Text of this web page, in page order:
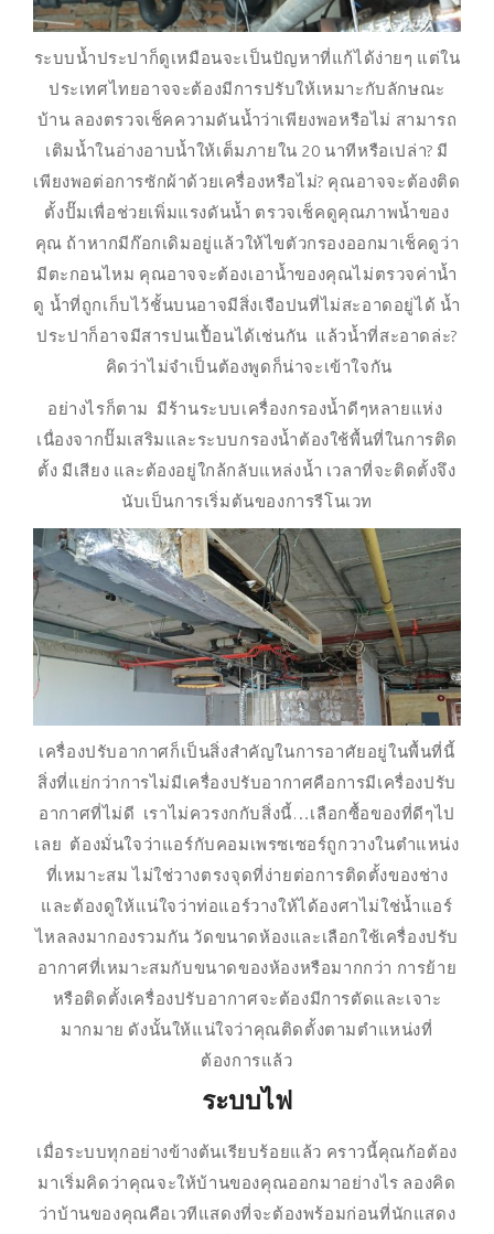
ระบบน้ำประปาก็ดูเหมือนจะเป็นปัญหาที่แก้ได้ง่ายๆ แต่ใน
ประเทศไทยอาจจะต้องมีการปรับให้เหมาะกับลักษณะ
บ้าน ลองตรวจเช็คความดันน้ำว่าเพียงพอหรือไม่ สามารถ
เติมน้ำในอ่างอาบน้ำให้เต็มภายใน 20 นาทีหรือเปล่า? มี
เพียงพอต่อการซักผ้าด้วยเครื่องหรือไม่? คุณอาจจะต้องติด
ตั้งปั๊มเพื่อช่วยเพิ่มแรงดันน้ำ ตรวจเช็คดูคุณภาพน้ำของ
คุณ ถ้าหากมีก๊อกเดิมอยู่แล้วให้ไขตัวกรองออกมาเช็คดูว่า
มีตะกอนไหม คุณอาจจะต้องเอาน้ำของคุณไม่ตรวจค่าน้ำ
ดู น้ำที่ถูกเก็บไว้ชั้นบนอาจมีสิ่งเจือปนที่ไม่สะอาดอยู่ได้ น้ำ
ประปาก็อาจมีสารปนเปื้อนได้เช่นกัน แล้วน้ำที่สะอาดล่ะ?
คิดว่าไม่จำเป็นต้องพูดก็น่าจะเข้าใจกัน
อย่างไรก็ตาม มีร้านระบบเครื่องกรองน้ำดีๆหลายแห่ง
เนื่องจากปั๊มเสริมและระบบกรองน้ำต้องใช้พื้นที่ในการติด
ตั้ง มีเสียง และต้องอยู่ใกล้กลับแหล่งน้ำ เวลาที่จะติดตั้งจึง
นับเป็นการเริ่มต้นของการรีโนเวท
เครื่องปรับอากาศก็เป็นสิ่งสำคัญในการอาศัยอยู่ในพื้นที่นี้
สิ่งที่แย่กว่าการไม่มีเครื่องปรับอากาศคือการมีเครื่องปรับ
อากาศที่ไม่ดี เราไม่ควรงกกับสิ่งนี้…เลือกซื้อของที่ดีๆไป
เลย ต้องมั่นใจว่าแอร์กับคอมเพรซเซอร์ถูกวางในตำแหน่ง
ที่เหมาะสม ไม่ใช่วางตรงจุดที่ง่ายต่อการติดตั้งของช่าง
และต้องดูให้แน่ใจว่าท่อแอร์วางให้ได้องศาไม่ใช่น้ำแอร์
ไหลลงมากองรวมกัน วัดขนาดห้องและเลือกใช้เครื่องปรับ
อากาศที่เหมาะสมกับขนาดของห้องหรือมากกว่า การย้าย
หรือติดตั้งเครื่องปรับอากาศจะต้องมีการตัดและเจาะ
มากมาย ดังนั้นให้แน่ใจว่าคุณติดตั้งตามตำแหน่งที่
ต้องการแล้ว
ระบบไฟ
เมื่อระบบทุกอย่างข้างต้นเรียบร้อยแล้ว คราวนี้คุณก้อต้อง
มาเริ่มคิดว่าคุณจะให้บ้านของคุณออกมาอย่างไร ลองคิด
ว่าบ้านของคุณคือเวทีแสดงที่จะต้องพร้อมก่อนที่นักแสดง